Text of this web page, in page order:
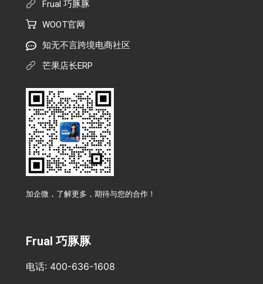
Frual 巧豚豚
WOOT官网
知无不言跨境电商社区
芒果店长ERP
加企微，了解更多，期待与您的合作！
Frual 巧豚豚
电话: 400-636-1608